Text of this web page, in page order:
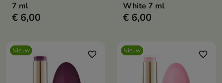
7 ml
€ 6,00
White 7 ml
€ 6,00
Nieuw favorite_border Nieuw favorite_border